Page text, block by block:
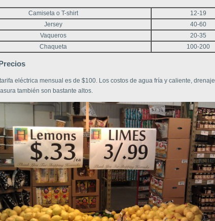
Camiseta o T-shirt
12-19
Jersey
40-60
Vaqueros
20-35
Chaqueta
100-200
eléctrica mensual es de $100. Los costos de agua fría y caliente,
también son bastante altos.